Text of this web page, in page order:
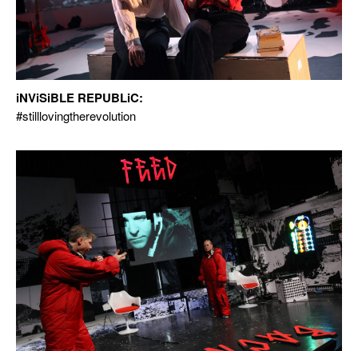
iNViSiBLE REPUBLiC:
#stilllovingtherevolution